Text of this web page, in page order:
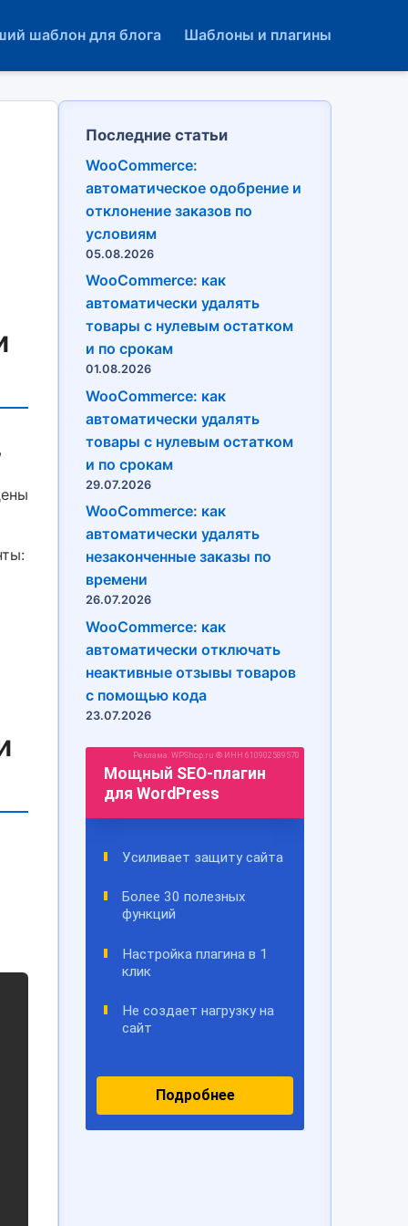
шаблон для блога Шаблоны и плагины
Последние статьи
WooCommerce:
автоматическое одобрение и
отклонение заказов по
условиям
05.08.2026
WooCommerce: как
автоматически удалять
товары с нулевым остатком
и по срокам
01.08.2026
WooCommerce: как
автоматически удалять
товары с нулевым остатком
и по срокам
29.07.2026
WooCommerce: как
автоматически удалять
незаконченные заказы по
времени
26.07.2026
WooCommerce: как
автоматически отключать
неактивные отзывы товаров
с помощью кода
23.07.2026